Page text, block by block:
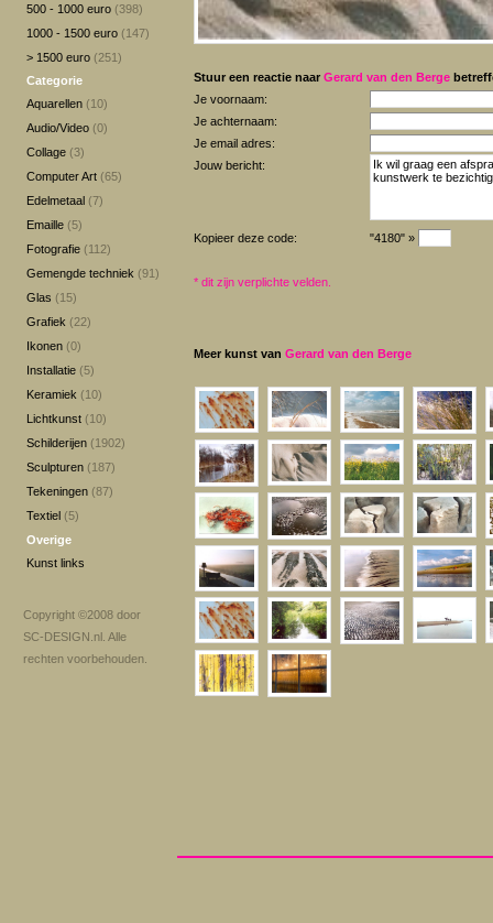
500 - 1000 euro (398)
1000 - 1500 euro (147)
> 1500 euro (251)
Categorie
Aquarellen (10)
Audio/Video (0)
Collage (3)
Computer Art (65)
Edelmetaal (7)
Emaille (5)
Fotografie (112)
Gemengde techniek (91)
Glas (15)
Grafiek (22)
Ikonen (0)
Installatie (5)
Keramiek (10)
Lichtkunst (10)
Schilderijen (1902)
Sculpturen (187)
Tekeningen (87)
Textiel (5)
Overige
Kunst links
Copyright ©2008 door
SC-DESIGN.nl . Alle
rechten voorbehouden.
Stuur een reactie naar Gerard van den Berge
Je voornaam:
Je achternaam:
Je email adres:
Jouw bericht:
Kopieer deze code: "4180" »
* dit zijn verplichte velden.
Meer kunst van Gerard van den Berge